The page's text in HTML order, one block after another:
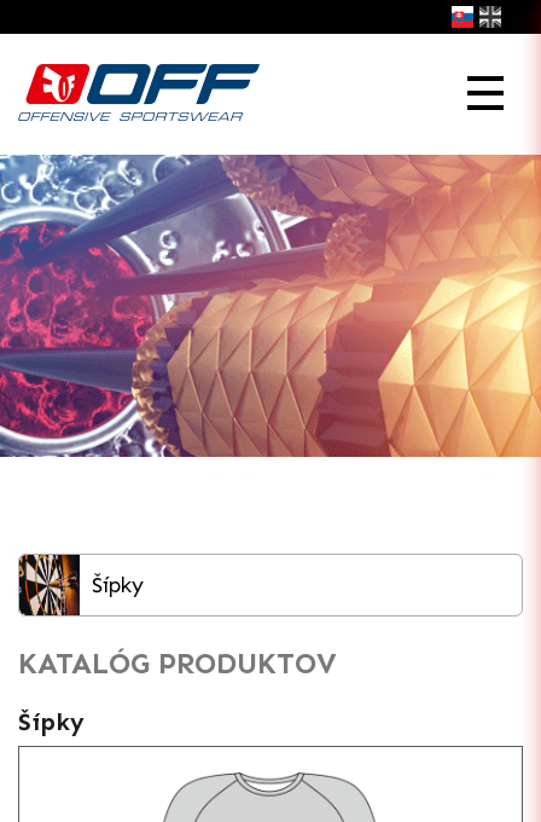
Šípky
KATALÓG PRODUKTOV
Šípky